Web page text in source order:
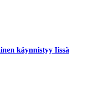
käynnistyy Iissä